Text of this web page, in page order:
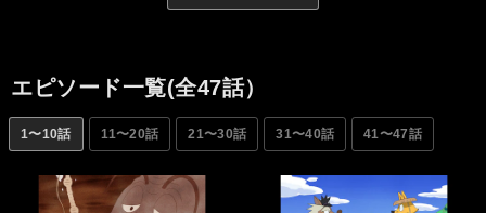
エピソード一覧(全47話）
1〜10話 11〜20話 21〜30話 31〜40話 41〜47話